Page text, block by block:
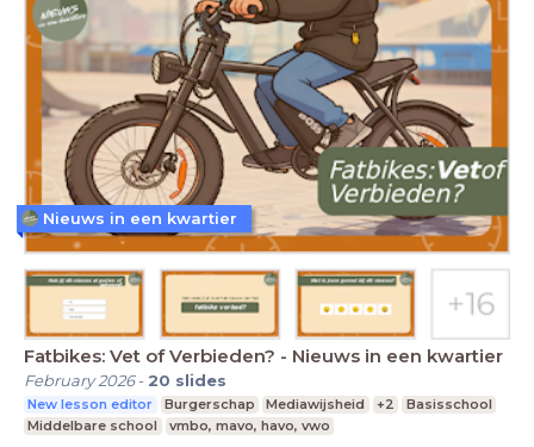
Fatbikes: Vet of Verbieden? - Nieuws in een kwartier
February 2026- 20 slides
New lesson editor Burgerschap Mediawijsheid +2
Basisschool
Middelbare school
vmbo, mavo, havo, vwo
Nieuws in een kwartier